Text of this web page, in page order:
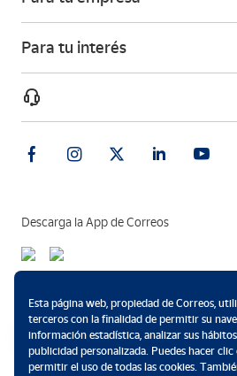
Para tu interés
Descarga la App de Correos
Esta página web, propiedad de Correos,
terceros con la finalidad de permitir su
información estadística, analizar sus
publicidad personalizada. Puedes hacer clic
permitir el uso de todas las cookies.